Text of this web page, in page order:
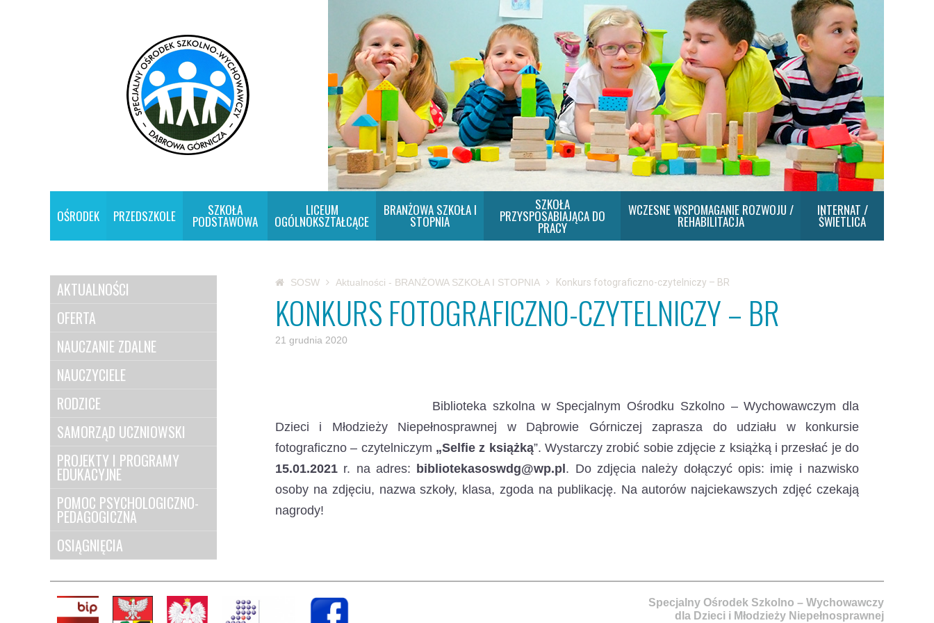
OŚRODEK PRZEDSZKOLE SZKOŁA
PODSTAWOWA
LICEUM
OGÓLNOKSZTAŁCĄCE
BRANŻOWA SZKOŁA I
STOPNIA
SZKOŁA
PRZYSPOSABIAJĄCA DO
PRACY
WCZESNE WSPOMAGANIE ROZWOJU /
REHABILITACJA
INTERNAT /
ŚWIETLICA
AKTUALNOŚCI
OFERTA
NAUCZANIE ZDALNE
NAUCZYCIELE
RODZICE
SAMORZĄD UCZNIOWSKI
PROJEKTY I PROGRAMY
EDUKACYJNE
POMOC PSYCHOLOGICZNO-
PEDAGOGICZNA
OSIĄGNIĘCIA
SOSW Aktualności - BRANŻOWA SZKOŁA I STOPNIA Konkurs fotograficzno-czytelniczy – BR
KONKURS FOTOGRAFICZNO-CZYTELNICZY – BR
21 grudnia 2020
Biblioteka szkolna w Specjalnym Ośrodku Szkolno – Wychowawczym dla
Dzieci i Młodzieży Niepełnosprawnej w Dąbrowie Górniczej zaprasza do udziału w konkursie
fotograficzno – czytelniczym „Selfie z książką”.Wystarczy zrobić sobie zdjęcie z książką i przesłać je do
15.01.2021 r. na adres: bibliotekasoswdg@wp.pl . Do zdjęcia należy dołączyć opis: imię i nazwisko
osoby na zdjęciu, nazwa szkoły, klasa, zgoda na publikację. Na autorów najciekawszych zdjęć czekają
nagrody!
Specjalny Ośrodek Szkolno – Wychowawczy
dla Dzieci i Młodzieży Niepełnosprawnej